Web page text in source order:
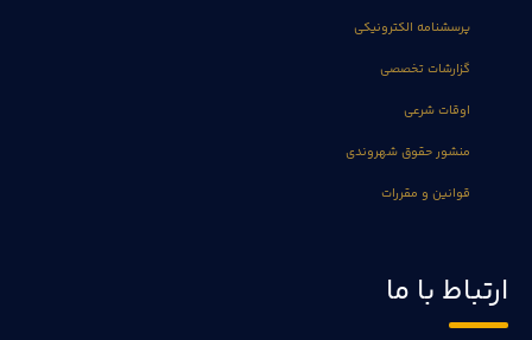
پرسشنامه الکترونیکی
گزارشات تخصصی
اوقات شرعی
منشور حقوق شهروندی
قوانین و مقررات
ارتباط با ما